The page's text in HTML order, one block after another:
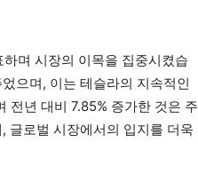
며 시장의 이목을 집중시켰습
으며, 이는 테슬라의 지속적인
전년 대비 7.85% 증가한 것은 주
글로벌 시장에서의 입지를 더욱